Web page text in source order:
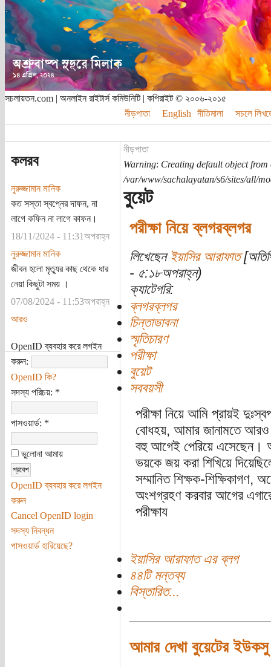
সচলায়তন.com | অনলাইন রাইটার্স কমিউনিটি | কপিরাইট © ২০০৬-২০১৫
নীড়পাতা
English নীতিমালা সচলে
কলরব
নুরুজ্জামান মানিক
কত সস্তা স্বপ্নের দাফন, না
লাগে কফিন না লাগে কাফন।
18/11/2024 - 11:31অপরাহ্ন
নুরুজ্জামান মানিক
জীবন হলো মৃত্যুর কাছ থেকে ধার
নেয়া কিছুটা সময় ।
07/08/2024 - 11:53অপরাহ্ন
আরও
OpenID ব্যবহার করে লগইন
করুন:
OpenID কি?
সদস্য পরিচয়: *
পাসওয়ার্ড: *
ভুলোনা আমায়
OpenID ব্যবহার করে লগইন
করুন
Cancel OpenID login
সদস্য নিবন্ধন
পাসওয়ার্ড হারিয়েছে?
নীড়পাতা
Warning: Creating default object from
/var/www/sachalayatan/s6/sites/all/
বুয়েট
পরীক্ষা নিয়ে ব্লগরব্লগর
লিখেছেন ইয়াসির আরাফাত
- ৫:১৮অপরাহ্ন)
ক্যাটেগরি:
ব্লগরব্লগর
চিন্তাভাবনা
স্মৃতিচারণ
পরীক্ষা
বুয়েট
সববয়সী
পরীক্ষা নিয়ে আমি প্রায়ই
বোধহয়, আমার জানামতে আরও
বহু আগেই পেরিয়ে এসেছেন।
ভয়কে জয় করা শিখিয়ে
সম্মানিত শিক্ষক-
অংশগ্রহণ করবার আগের
পরীক্ষায
ইয়াসির আরাফাত এর ব্লগ
৪৪টি মন্তব্য
বিস্তারিত...
আমার দেখা বুয়েটের ইউকসু